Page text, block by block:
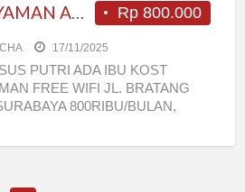
Rp 800.000
KOST PUTRI NYAMAN AMAN BERSIH
17/11/2025
PUTRI ADA IBU KOST
FREE WIFI JL. BRATANG
800RIBU/BULAN,